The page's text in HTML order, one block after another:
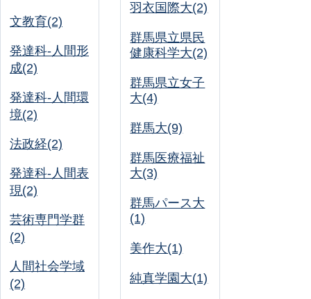
文教育(2)
発達科-人間形
成(2)
発達科-人間環
境(2)
法政経(2)
発達科-人間表
現(2)
芸術専門学群
(2)
人間社会学域
(2)
羽衣国際大(2)
群馬県立県民
健康科学大(2)
群馬県立女子
大(4)
群馬大(9)
群馬医療福祉
大(3)
群馬パース大
(1)
美作大(1)
純真学園大(1)